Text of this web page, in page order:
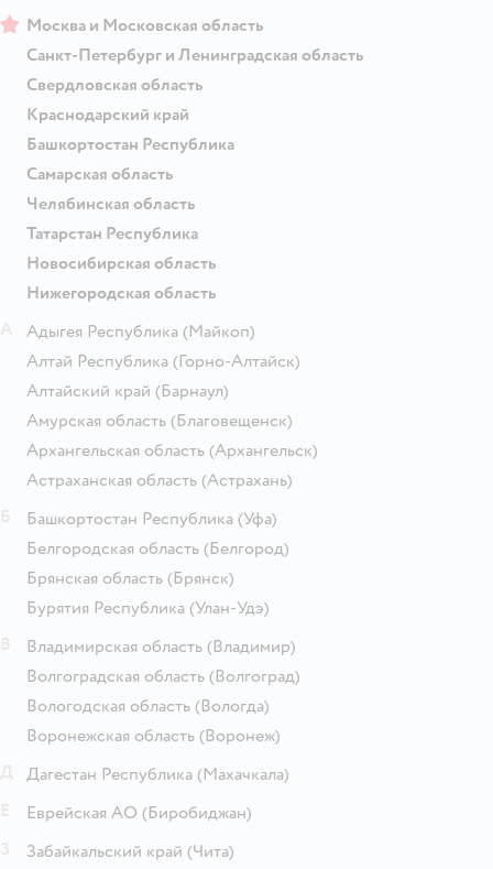
Москва и Московская область
Санкт-Петербург и Ленинградская область
Свердловская область
Краснодарский край
Башкортостан Республика
Самарская область
Челябинская область
Татарстан Республика
Новосибирская область
Нижегородская область
Адыгея Республика (Майкоп)
Алтай Республика (Горно-Алтайск)
Алтайский край (Барнаул)
Амурская область (Благовещенск)
Архангельская область (Архангельск)
Астраханская область (Астрахань)
Башкортостан Республика (Уфа)
Белгородская область (Белгород)
Брянская область (Брянск)
Бурятия Республика (Улан-Удэ)
Владимирская область (Владимир)
Волгоградская область (Волгоград)
Вологодская область (Вологда)
Воронежская область (Воронеж)
Дагестан Республика (Махачкала)
Еврейская АО (Биробиджан)
Забайкальский край (Чита)